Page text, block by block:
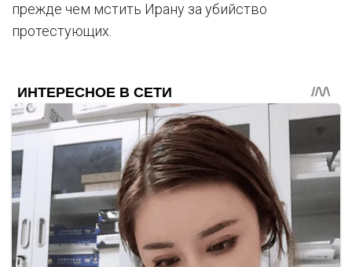
прежде чем мстить Ирану за убийство
протестующих.